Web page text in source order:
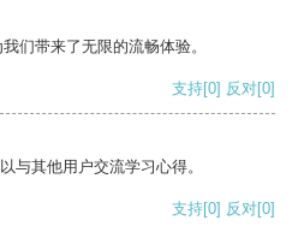
们带来了无限的流畅体验。
支持[0] 反对[0]
与其他用户交流学习心得。
支持[0] 反对[0]